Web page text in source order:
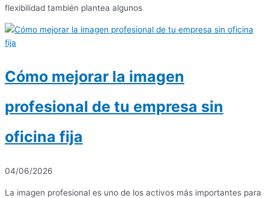
flexibilidad también plantea algunos
Cómo mejorar la imagen
profesional de tu empresa sin
oficina fija
04/06/2026
La imagen profesional es uno de los activos más importantes para